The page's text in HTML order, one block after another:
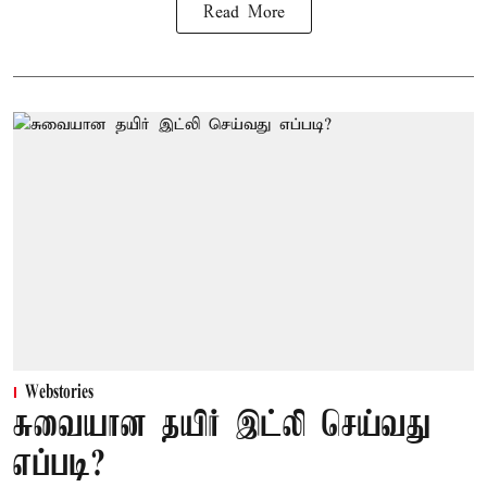
Read More
Webstories
சுவையான தயிர் இட்லி செய்வது
எப்படி?